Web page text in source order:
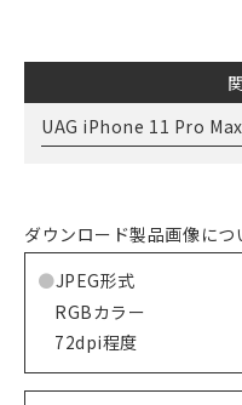
UAG iPhone 11 Pro
ダウンロード製品画像につ
JPEG形式
RGBカラー
72dpi程度